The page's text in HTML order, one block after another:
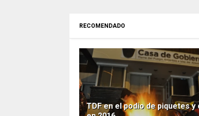
RECOMENDADO
TDF en el podio de piquetes